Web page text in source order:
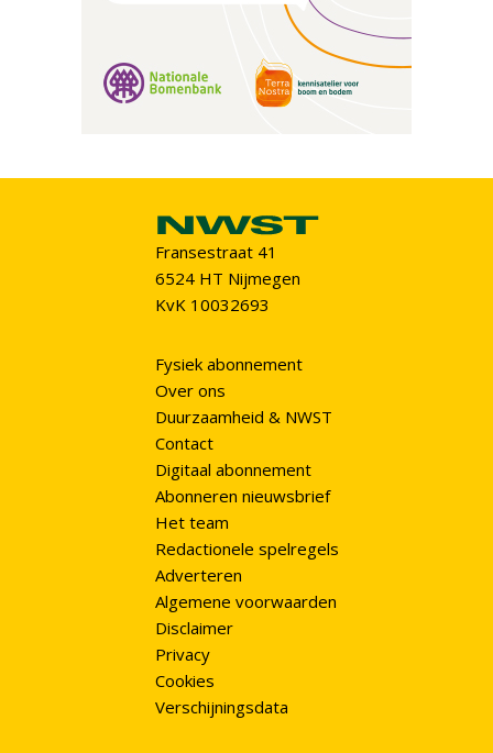
Fransestraat 41
6524 HT Nijmegen
KvK 10032693
Fysiek abonnement
Over ons
Duurzaamheid & NWST
Contact
Digitaal abonnement
Abonneren nieuwsbrief
Het team
Redactionele spelregels
Adverteren
Algemene voorwaarden
Disclaimer
Privacy
Cookies
Verschijningsdata